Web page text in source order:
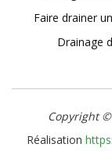
Faire drainer
Drainage
Copyright
Réalisation